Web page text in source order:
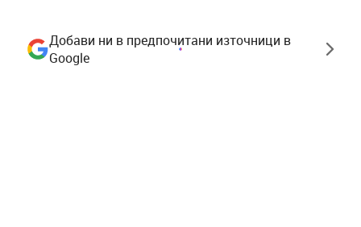
Добави ни в предпочитани източници в
Google